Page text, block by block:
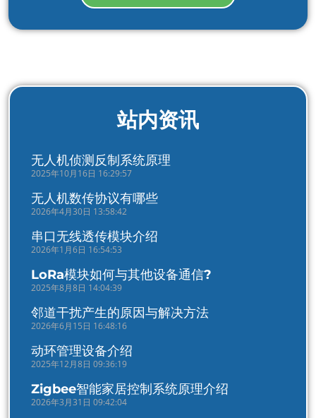
站内资讯
无人机侦测反制系统原理
2025年10月16日 16:29:57
无人机数传协议有哪些
2026年4月30日 13:58:42
串口无线透传模块介绍
2026年1月6日 16:54:53
LoRa模块如何与其他设备通信?
2025年8月8日 14:04:39
邻道干扰产生的原因与解决方法
2026年6月15日 16:48:16
动环管理设备介绍
2025年12月8日 09:36:19
Zigbee智能家居控制系统原理介绍
2026年3月31日 09:42:04